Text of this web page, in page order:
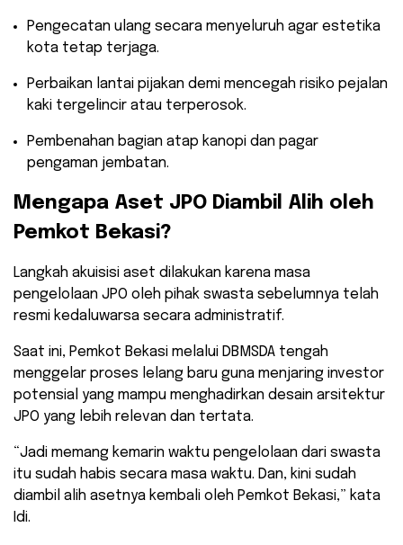
​Pengecatan ulang secara menyeluruh agar estetika
kota tetap terjaga.
​Perbaikan lantai pijakan demi mencegah risiko pejalan
kaki tergelincir atau terperosok.
​Pembenahan bagian atap kanopi dan pagar
pengaman jembatan.
​Mengapa Aset JPO Diambil Alih oleh
Pemkot Bekasi?
​Langkah akuisisi aset dilakukan karena masa
pengelolaan JPO oleh pihak swasta sebelumnya telah
resmi kedaluwarsa secara administratif.
Saat ini, Pemkot Bekasi melalui DBMSDA tengah
menggelar proses lelang baru guna menjaring investor
potensial yang mampu menghadirkan desain arsitektur
JPO yang lebih relevan dan tertata.
​“Jadi memang kemarin waktu pengelolaan dari swasta
itu sudah habis secara masa waktu. Dan, kini sudah
diambil alih asetnya kembali oleh Pemkot Bekasi,” kata
Idi.